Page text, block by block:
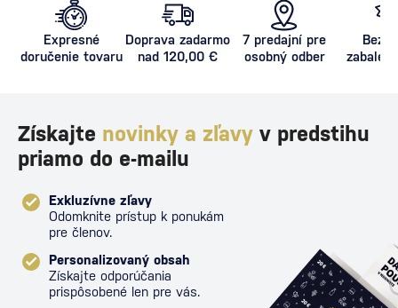
Expresné
doručenie tovaru
Doprava zadarmo
nad 120,00 €
7 predajní pre
osobný odber
Získajte novinky a zľavy v predstihu
priamo do e-mailu
Exkluzívne zľavy
Odomknite prístup k ponukám
pre členov.
Personalizovaný obsah
Získajte odporúčania
prispôsobené len pre vás.